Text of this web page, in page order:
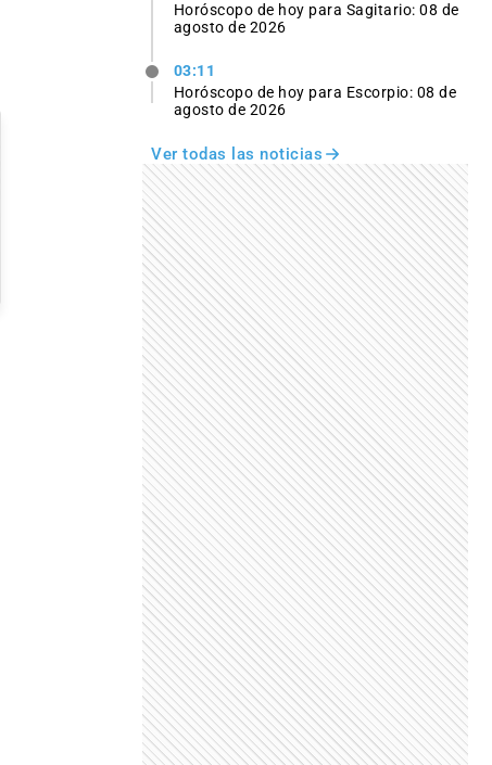
Horóscopo de hoy para Sagitario: 08 de
agosto de 2026
03:11
Horóscopo de hoy para Escorpio: 08 de
agosto de 2026
Ver todas las noticias